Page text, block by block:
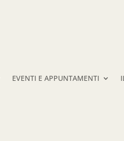
EVENTI E APPUNTAMENTI